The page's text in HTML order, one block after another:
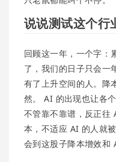
说说测试这个行
回顾这一年，一个字：
了，我们的日子只会一
有了上升空间的人。降
然。 AI 的出现也让各
不管靠不靠谱，反正往
本，不适应 AI 的人就
会到这股子降本增效和